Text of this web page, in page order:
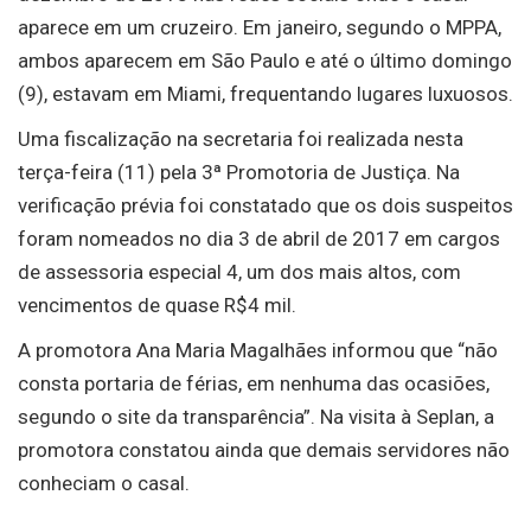
aparece em um cruzeiro. Em janeiro, segundo o MPPA,
ambos aparecem em São Paulo e até o último domingo
(9), estavam em Miami, frequentando lugares luxuosos.
Uma fiscalização na secretaria foi realizada nesta
terça-feira (11) pela 3ª Promotoria de Justiça. Na
verificação prévia foi constatado que os dois suspeitos
foram nomeados no dia 3 de abril de 2017 em cargos
de assessoria especial 4, um dos mais altos, com
vencimentos de quase R$4 mil.
A promotora Ana Maria Magalhães informou que “não
consta portaria de férias, em nenhuma das ocasiões,
segundo o site da transparência”. Na visita à Seplan, a
promotora constatou ainda que demais servidores não
conheciam o casal.